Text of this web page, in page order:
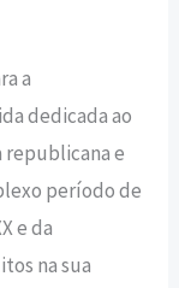
a
dedicada ao
republicana e
período de
e da
na sua